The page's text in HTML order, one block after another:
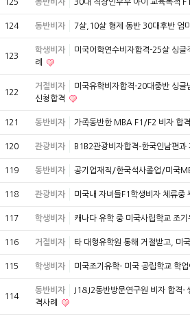
125 동반비자 30대 직장인부부 아이 교육목적
124 동반비자 7살,10살 형제 동반 30대후반 엄
123
학생비자
미국어학연수비자합격-25살 싱
례
122
거절비자
미국유학비자합격-20대중반 싱
신청합격
121 동반비자 가족동반한 MBA F1/F2 비자 합격
120 관광비자 B1B2관광비자합격-한국인남편과
119 동반비자 공기업재직/한국석사졸업/미국
118 관광비자 미국내 자녀들F1학생비자 체류중
117 학생비자 캐나다 유학 중 미국사립학교 조기
116 거절비자 타 대형유학원 통해 거절받고, 미
115 학생비자 미국조기유학- 미국 공립학교 학
114
동반비자
J1&J2동반방문연구원 비자 합격
격사례